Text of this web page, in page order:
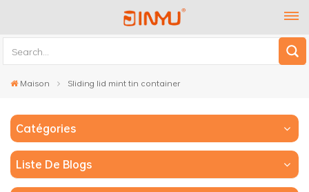
Maison Sliding lid mint tin container
Catégories
Liste De Blogs